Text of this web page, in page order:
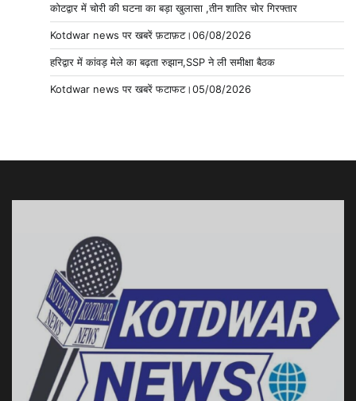
कोटद्वार में चोरी की घटना का बड़ा खुलासा ,तीन शातिर चोर गिरफ्तार
Kotdwar news पर खबरें फ़टाफ़ट।06/08/2026
हरिद्वार में कांवड़ मेले का बढ़ता रुझान,SSP ने ली समीक्षा बैठक
Kotdwar news पर खबरें फटाफट।05/08/2026